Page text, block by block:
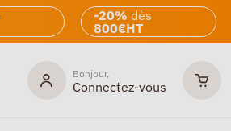
-20% dès
800€HT
Bonjour,
Connectez-vous